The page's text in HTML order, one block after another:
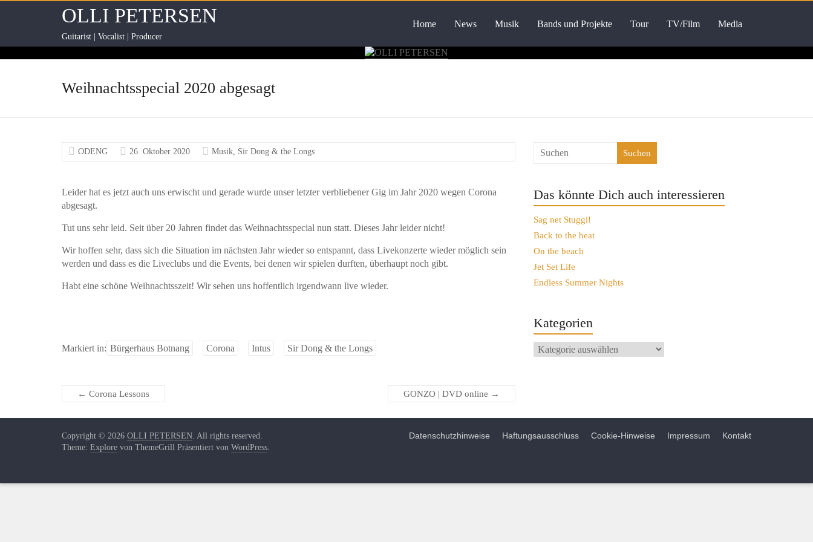
OLLI PETERSEN
Guitarist | Vocalist | Producer
Home News Musik Bands und Projekte Tour TV/Film Media
Weihnachtsspecial 2020 abgesagt
ODENG 26. Oktober 2020 Musik, Sir Dong & the Longs
Leider hat es jetzt auch uns erwischt und gerade wurde unser letzter verbliebener Gig im Jahr 2020 wegen Corona
abgesagt.
Tut uns sehr leid. Seit über 20 Jahren findet das Weihnachtsspecial nun statt. Dieses Jahr leider nicht!
Wir hoffen sehr, dass sich die Situation im nächsten Jahr wieder so entspannt, dass Livekonzerte wieder möglich sein
werden und dass es die Liveclubs und die Events, bei denen wir spielen durften, überhaupt noch gibt.
Habt eine schöne Weihnachtsszeit! Wir sehen uns hoffentlich irgendwann live wieder.
Markiert in: Bürgerhaus Botnang Corona Intus Sir Dong & the Longs
← Corona Lessons GONZO | DVD online →
Suchen
Das könnte Dich auch interessieren
Sag net Stuggi!
Back to the beat
On the beach
Jet Set Life
Endless Summer Nights
Kategorien
Copyright © 2026 OLLI PETERSEN. All rights reserved.
Theme: Explore von ThemeGrill Präsentiert von WordPress.
Datenschutzhinweise Haftungsausschluss Cookie-Hinweise Impressum Kontakt